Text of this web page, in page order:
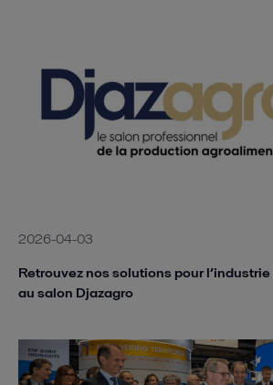
2026-04-03
Retrouvez nos solutions pour
au salon Djazagro